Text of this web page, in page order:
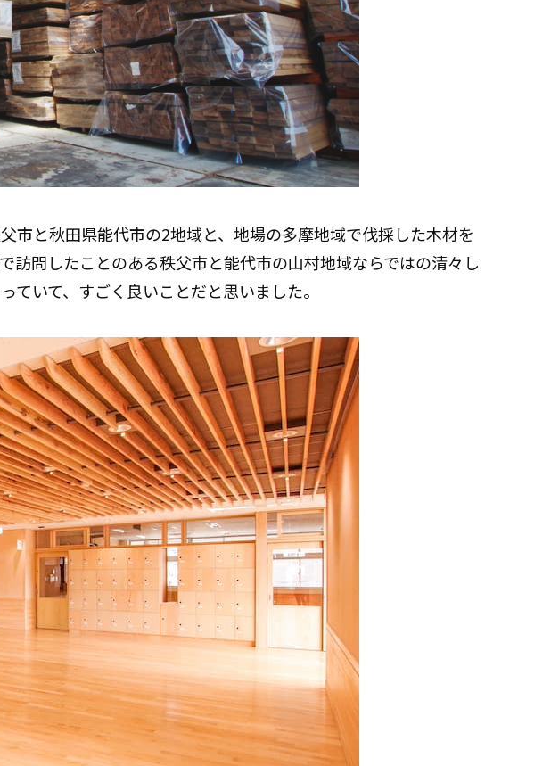
市と秋田県能代市の2地域と、地場の多摩地域で伐採した木材を
問したことのある秩父市と能代市の山村地域ならではの清々し
いて、すごく良いことだと思いました。